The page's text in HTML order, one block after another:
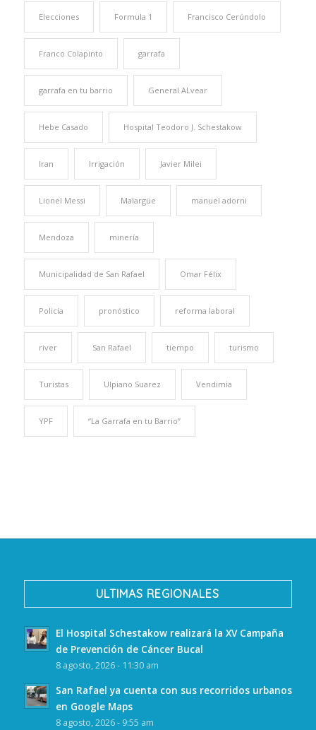
Elecciones Formula 1 Francisco Cerúndolo
Franco Colapinto garrafa
garrafa en tu barrio General ALvear
Hebe Casado Hospital Teodoro J. Schestakow
Iran Irrigación Javier Milei
Lionel Messi Malargüe manuel adorni
Mendoza minería
Municipalidad de San Rafael Omar Félix
Policía pronóstico reforma laboral
river San Rafael tiempo turismo
Turistas Ulpiano Suarez Vendimia
YPF “La Garrafa en tu Barrio”
ULTIMAS REGIONALES
El Hospital Schestakow realizará la XV Campaña
de Prevención de Cáncer Bucal
8 agosto, 2026 - 11:30 am
San Rafael ya cuenta con sus recorridos urbanos
en Google Maps
8 agosto, 2026 - 9:55 am